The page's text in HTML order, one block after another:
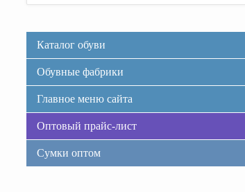
Каталог обуви
Обувные фабрики
Главное меню сайта
Оптовый прайс-лист
Сумки оптом